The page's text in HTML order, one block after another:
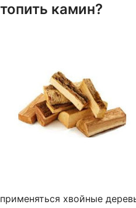
топить камин?
применяться хвойные